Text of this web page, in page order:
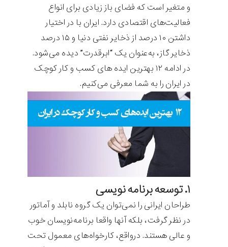
و متغیر است که فضای باز زیادی برای انواع
فعالیت‌های اقتصادی دارد. ایران با در اختیار
داشتن ۱۰ درصد از ذخایر نفتی دنیا و ۱۵ درصد
ذخایر گاز، به‌عنوان یک “ابرقدرت” دیده می‌شود.
در ادامه ۱۲ بهترین ایده های کسب و کار کوچک
در ایران را به شما معرفی می‌کنیم.
۱. توسعه برنامه نویسی
طراحان ایرانی را نمی‌توان یک گروه نابلد و آماتور
در نظر گرفت، بلکه آنها واقعا برنامه‌نویسان خوب
و عالی هستند. درواقع، کارخواه‌های معمول تحت